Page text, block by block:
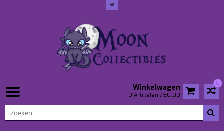
0
Winkelwagen
0 Artikelen / €0,00